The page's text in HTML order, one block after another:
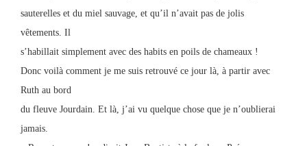
sauterelles et du miel sauvage, et qu’il n’avait pas de jolis
vêtements. Il
s’habillait simplement avec des habits en poils de chameaux !
Donc voilà comment je me suis retrouvé ce jour là, à partir avec
Ruth au bord
du fleuve Jourdain. Et là, j’ai vu quelque chose que je n’oublierai
jamais.